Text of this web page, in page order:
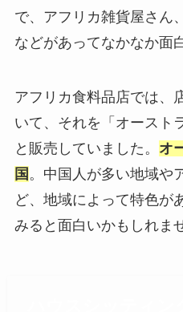
で、アフリカ雑貨屋さん
などがあってなかなか面
アフリカ食料品店では、
いて、それを「オースト
と販売していました。 オ
国 。中国人が多い地域や
ど、地域によって特色が
みると面白いかもしれま